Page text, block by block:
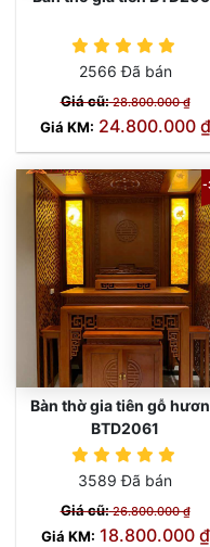
2566 Đã bán
Giá cũ:28.800.000 ₫
Giá KM: 24.800.000 ₫
-
Bàn thờ gia tiên gỗ
BTD2061
3589 Đã bán
Giá cũ:26.800.000 ₫
Giá KM: 18.800.000 ₫